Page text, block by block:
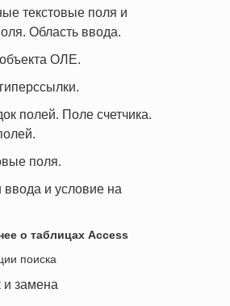
текстовые поля и
Область ввода.
ОЛЕ.
полей. Поле счетчика.
поля.
ввода и условие на
о таблицах Access
поиска
и замена